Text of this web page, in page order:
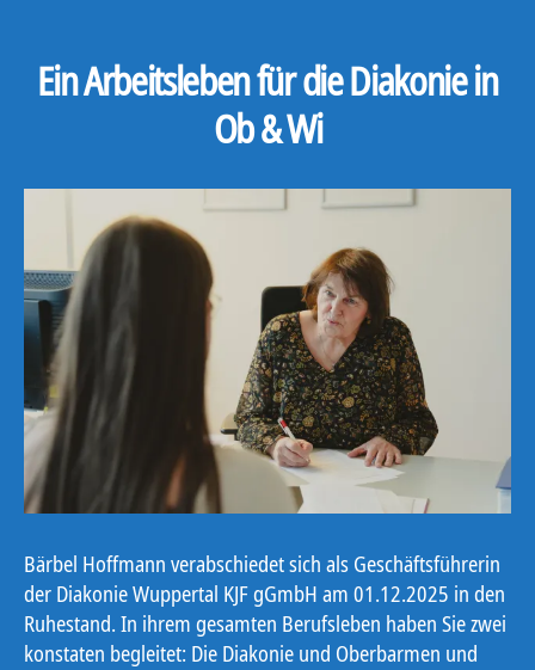
Ein Arbeitsleben für die Diakonie in
Ob & Wi
Bärbel Hoffmann verabschiedet sich als Geschäftsführerin
der Diakonie Wuppertal KJF gGmbH am 01.12.2025 in den
Ruhestand. In ihrem gesamten Berufsleben haben Sie zwei
konstaten begleitet: Die Diakonie und Oberbarmen und